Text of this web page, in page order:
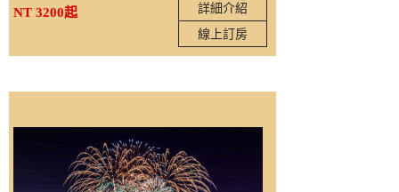
NT 3200起
詳細介紹
線上訂房